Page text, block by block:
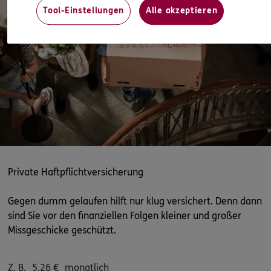
4.9 /5
Jörn Westphal
Homepage besuchen
ERGO
Simone Warnke
Doberaner Str. 6 18211
Retschow OT Stülow
(14.8 km)
Homepage besuchen
Dorfstr. 1 Wittenbeck
Private Haftpflichtversicherung
Gegen dumm gelaufen hilft nur klug versichert. Denn dann
sind Sie vor den finanziellen Folgen kleiner und großer
Missgeschicke geschützt.
Z. B. 5,26 € monatlich
Tool-Einstellungen Alle akzeptieren